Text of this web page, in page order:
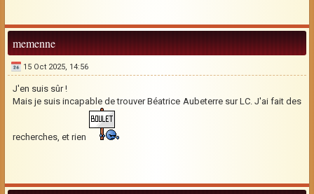
memenne
15 Oct 2025, 14:56
J'en suis sûr !
Mais je suis incapable de trouver Béatrice Aubeterre sur LC. J'ai fait des
recherches, et rien